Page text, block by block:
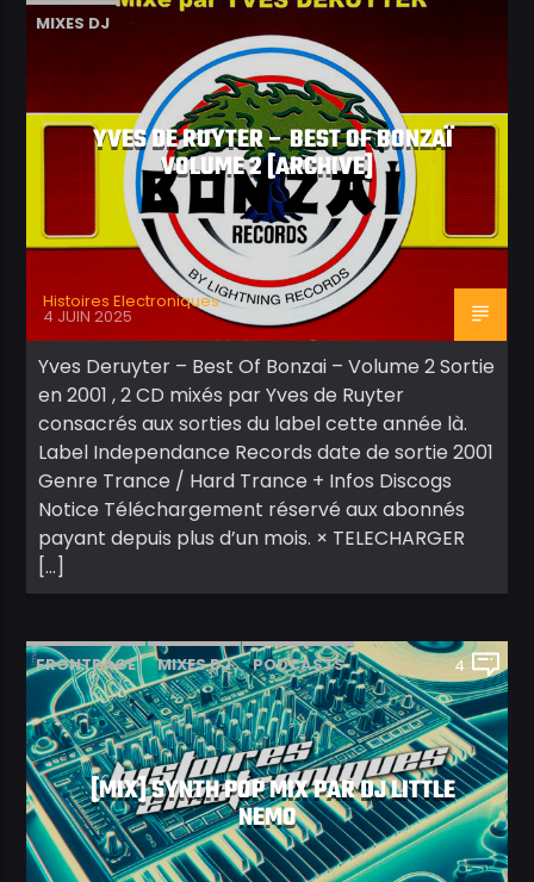
MIXES DJ
YVES DE RUYTER – BEST OF BONZAÏ
VOLUME 2 [ARCHIVE]
Histoires Electroniques
4 JUIN 2025
Yves Deruyter – Best Of Bonzai – Volume 2 Sortie
en 2001 , 2 CD mixés par Yves de Ruyter
consacrés aux sorties du label cette année là.
Label Independance Records date de sortie 2001
Genre Trance / Hard Trance + Infos Discogs
Notice Téléchargement réservé aux abonnés
payant depuis plus d’un mois. × TELECHARGER
[…]
FRONTPAGE MIXES DJ PODCASTS 4
[MIX] SYNTH POP MIX PAR DJ LITTLE
NEMO